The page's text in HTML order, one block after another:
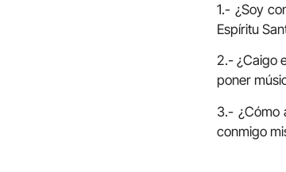
1.- ¿Soy
Espíritu
2.- ¿Caigo
poner
3.- ¿Cómo
conmigo